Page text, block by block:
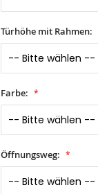
Türhöhe mit Rahmen:
Farbe:
Öffnungsweg: